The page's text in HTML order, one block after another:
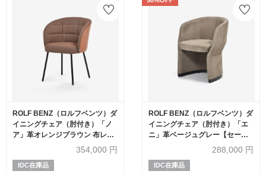
ROLF BENZ（ロルフベンツ）ダ
イニングチェア（肘付き）「ノ
ア」革オレンジブラウン 布レッ
354,000 円
IDC在庫品
ROLF BENZ（ロルフベンツ）ダ
イニングチェア（肘付き）「エ
ニ」革ベージュグレー【セール
対象品のため50%OFF】288,000 円
IDC在庫品